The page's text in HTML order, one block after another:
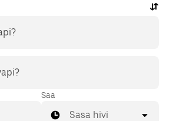
Saa
Sasa hivi